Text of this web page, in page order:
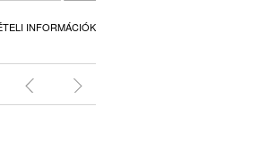
INFORMÁCIÓK